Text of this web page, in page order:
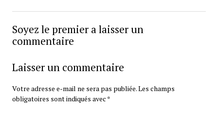
Soyez le premier a laisser un
commentaire
Laisser un commentaire
Votre adresse e-mail ne sera pas publiée.Les champs
obligatoires sont indiqués avec *